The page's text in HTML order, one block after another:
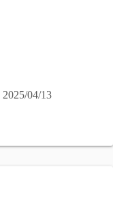
2025/04/13